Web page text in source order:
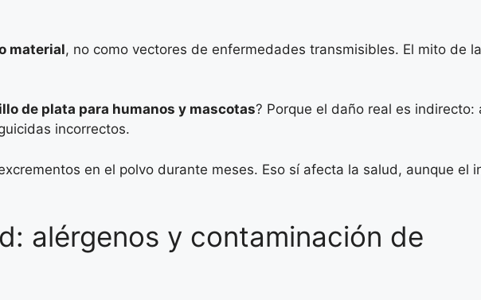
material, no como vectores de enfermedades transmisibles. El mito de
de plata para humanos y mascotas? Porque el daño real es indirecto:
incorrectos.
en el polvo durante meses. Eso sí afecta la salud, aunque el
alérgenos y contaminación de